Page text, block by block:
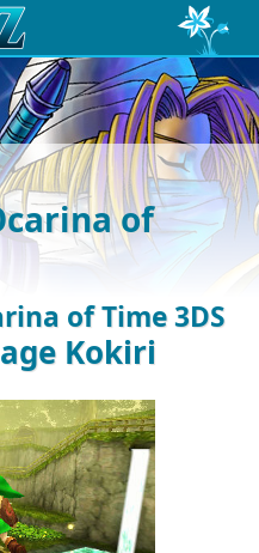
of
of Time 3DS
Kokiri